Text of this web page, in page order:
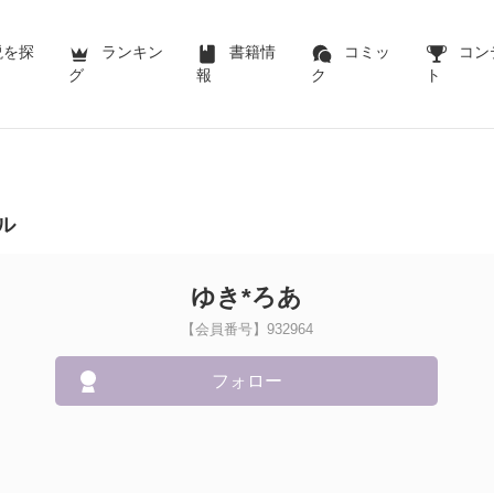
探
ランキン
グ
書籍情
報
コミッ
ク
コ
ト
ゆき*ろあ
【会員番号】932964
フォロー